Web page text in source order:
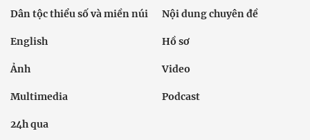
Dân tộc thiểu số và miền núi Nội dung chuyên đề
English Hồ sơ
Ảnh Video
Multimedia Podcast
24h qua